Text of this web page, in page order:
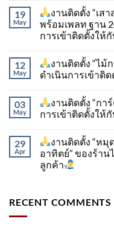
19
May
งานติดตั้ง “เส
พร้อมเพลท ฐาน
การเข้าติดตั้ง​ให้
12
May
งานติดตั้ง “ไม้
ดำเนินการเข้าติ
03
May
งานติดตั้ง “กา
การเข้าติดตั้ง​ให้
29
Apr
งานติดตั้ง “ห
อาทิตย์” ของร้าน
ลูกค้า
RECENT COMMENTS